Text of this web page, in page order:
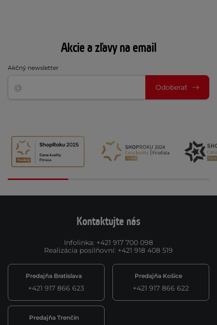
Akcie a zľavy na email
Akčný newsletter
Odoberať
Kontaktujte nás
Infolinka: +421 917 700 098
Realizácia posilňovní: +421 918 408 519
Predajňa Bratislava
+421 917 866 623
Predajňa Košice
+421 917 866 622
Predajňa Trenčín